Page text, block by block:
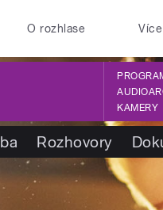
O rozhlase Více
KAMERY
Rozhovory